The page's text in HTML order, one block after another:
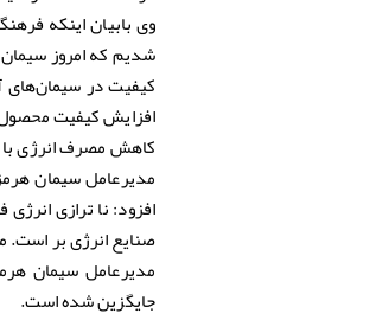
وی بابیان اینکه
شدیم که امروز سیمان
کیفیت در سیمان‌های
افزایش کیفیت
کاهش مصرف انرژی با
مدیرعامل سیمان
افزود: نا ترازی
صنایع انرژی بر
مدیرعامل سیمان
جایگزین شده است.